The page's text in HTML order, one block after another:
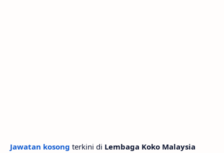
Jawatan kosong terkini di Lembaga Koko Malaysia